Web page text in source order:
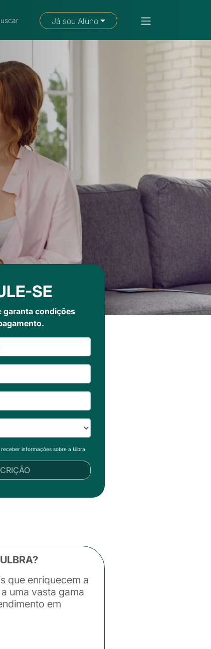
Fale com um consultor
Já sou Aluno
SE
garanta condições
informações sobre a Ulbra
que enriquecem a
uma vasta gama
em